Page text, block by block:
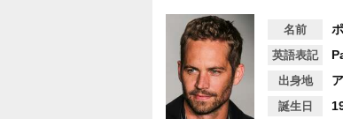
名前
英語表記
出身地
誕生日